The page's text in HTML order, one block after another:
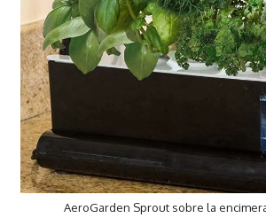
AeroGarden Sprout sobre la